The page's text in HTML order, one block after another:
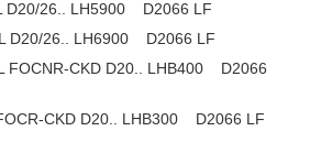
D20/26.. LH5900 D2066 LF
D20/26.. LH6900 D2066 LF
FOCNR-CKD D20.. LHB400 D2066
CKD D20.. LHB300 D2066 LF